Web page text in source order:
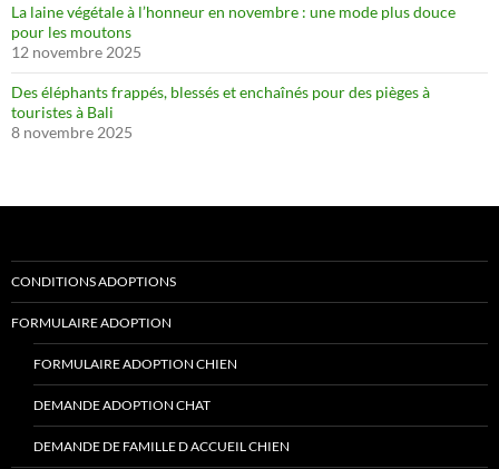
La laine végétale à l’honneur en novembre : une mode plus douce
pour les moutons
12 novembre 2025
Des éléphants frappés, blessés et enchaînés pour des pièges à
touristes à Bali
8 novembre 2025
CONDITIONS ADOPTIONS
FORMULAIRE ADOPTION
FORMULAIRE ADOPTION CHIEN
DEMANDE ADOPTION CHAT
DEMANDE DE FAMILLE D ACCUEIL CHIEN